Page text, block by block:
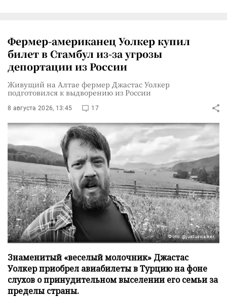
Фермер-американец Уолкер купил
билет в Стамбул из-за угрозы
депортации из России
Живущий на Алтае фермер Джастас Уолкер
подготовился к выдворению из России
8 августа 2026, 13:45 17
Фото: @justuswalker
Знаменитый «веселый молочник» Джастас
Уолкер приобрел авиабилеты в Турцию на фоне
слухов о принудительном выселении его семьи за
пределы страны.